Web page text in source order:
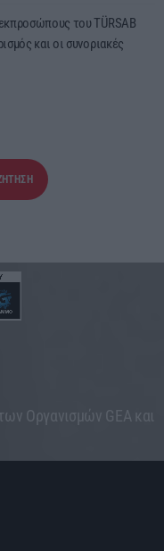
του TÜRSAB
και οι συνοριακές
Οργανισμών GEA και